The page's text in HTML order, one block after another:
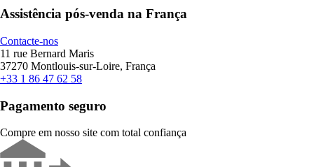
Assistência pós-venda na França
Contacte-nos
11 rue Bernard Maris
37270 Montlouis-sur-Loire, França
+33 1 86 47 62 58
Pagamento seguro
Compre em nosso site com total confiança